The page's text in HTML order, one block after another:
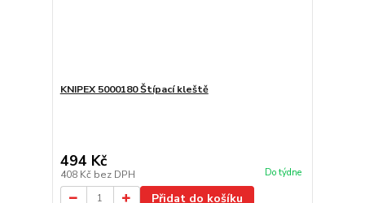
KNIPEX 5000180 Štípací kleště
494 Kč
408 Kč bez DPH Do týdne
Přidat do košíku